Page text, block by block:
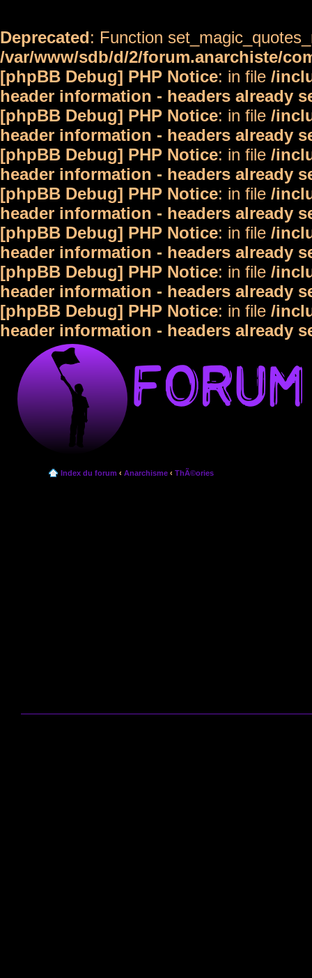
Deprecated: Function
/var/www/sdb/d/2/forum.anarchiste/
[phpBB Debug] PHP Notice: in file /
header information - headers already
[phpBB Debug] PHP Notice: in file /
header information - headers already
[phpBB Debug] PHP Notice: in file /
header information - headers already
[phpBB Debug] PHP Notice: in file /
header information - headers already
[phpBB Debug] PHP Notice: in file /
header information - headers already
[phpBB Debug] PHP Notice: in file /
header information - headers already
[phpBB Debug] PHP Notice: in file /
header information - headers already
Index du forum ‹ Anarchisme ‹ ThÃ©ories